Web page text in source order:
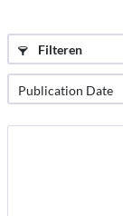
Filteren